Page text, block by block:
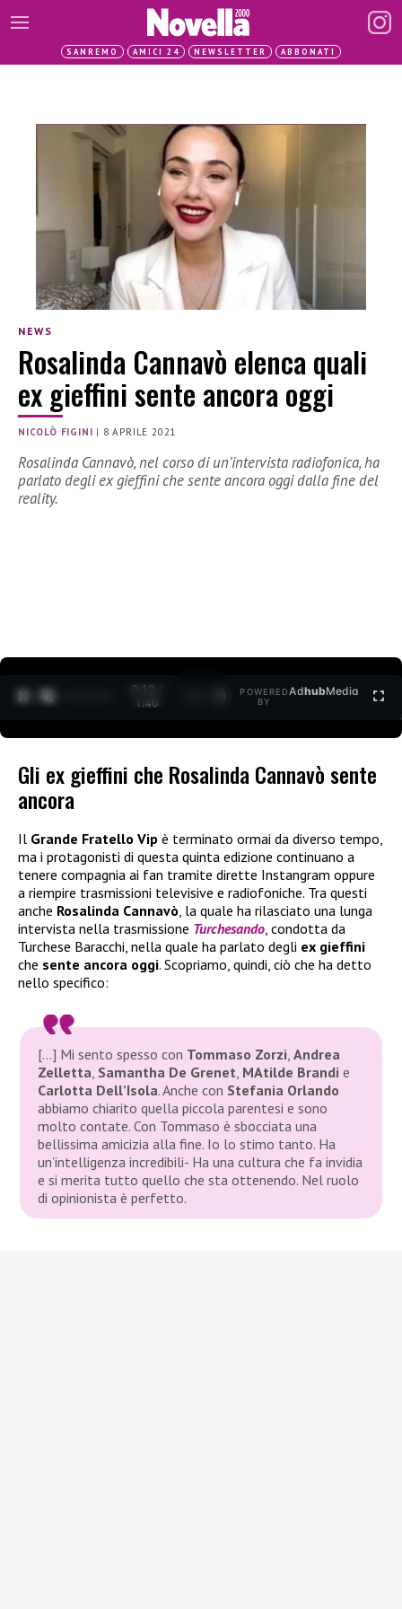
SANREMO AMICI 24 NEWSLETTER ABBONATI
NEWS
Rosalinda Cannavò elenca quali
ex gieffini sente ancora oggi
NICOLÒ FIGINI | 8 APRILE 2021
Rosalinda Cannavò, nel corso di un’intervista radiofonica, ha
parlato degli ex gieffini che sente ancora oggi dalla fine del
reality.
0:12 /
1:40
POWERED
BY
AdhubMedia
Gli ex gieffini che Rosalinda Cannavò sente
ancora
Il Grande Fratello Vip è terminato ormai da diverso tempo,
ma i protagonisti di questa quinta edizione continuano a
tenere compagnia ai fan tramite dirette Instangram oppure
a riempire trasmissioni televisive e radiofoniche. Tra questi
anche Rosalinda Cannavò, la quale ha rilasciato una lunga
intervista nella trasmissione Turchesando, condotta da
Turchese Baracchi, nella quale ha parlato degli ex gieffini
che sente ancora oggi. Scopriamo, quindi, ciò che ha detto
nello specifico:
[…] Mi sento spesso con Tommaso Zorzi ,Andrea
Zelletta Samantha De Grenet MAtilde Brandi e
Carlotta Dell’Isola. Anche con Stefania Orlando
abbiamo chiarito quella piccola parentesi e sono
molto contate. Con Tommaso è sbocciata una
bellissima amicizia alla fine. Io lo stimo tanto. Ha
un’intelligenza incredibili- Ha una cultura che fa invidia
e si merita tutto quello che sta ottenendo. Nel ruolo
di opinionista è perfetto.